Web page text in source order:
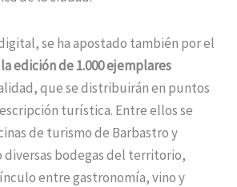
se ha apostado también por el
edición de 1.000 ejemplares
que se distribuirán en puntos
turística. Entre ellos se
de turismo de Barbastro y
diversas bodegas del territorio,
entre gastronomía, vino y